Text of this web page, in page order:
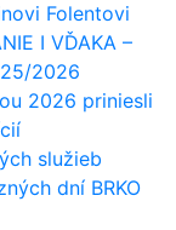
Folentovi
I VĎAKA –
2026
2026 priniesli
služieb
dní BRKO